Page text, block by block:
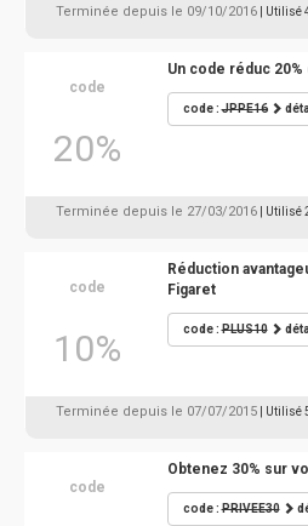
Terminée depuis le 09/10/2016 | Utilisé
code
20%
Un code réduc
code :JPPE16
Terminée depuis le 27/03/2016 | Utilisé
code
10%
Réduction
Figaret
code :PLUS10
Terminée depuis le 07/07/2015 | Utilisé
code
Obtenez 30% sur
code :PRIVEE30